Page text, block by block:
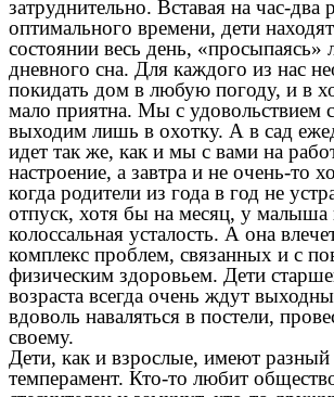
затруднительно. Вставая на час-два
оптимального времени, дети
состоянии весь день, «просыпаясь»
дневного сна. Для каждого из нас
покидать дом в любую погоду, и в
мало приятна. Мы с удовольствием
выходим лишь в охотку. А в сад
идет так же, как и мы с вами на
настроение, а завтра и не очень-то
когда родители из года в год не
отпуск, хотя бы на месяц, у малыша
колоссальная усталость. А она
комплекс проблем, связанных и с
физическим здоровьем. Дети
возраста всегда очень ждут
вдоволь наваляться в постели,
своему.
Дети, как и взрослые, имеют разный
темперамент. Кто-то любит